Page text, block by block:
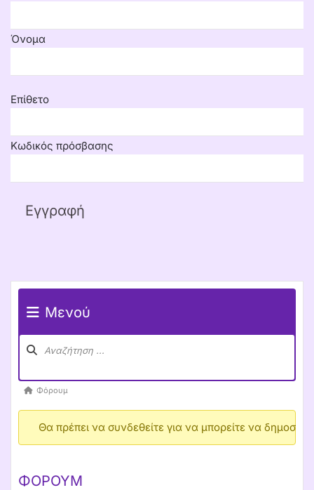
Όνομα
Επίθετο
Κωδικός πρόσβασης
Μενού
Πλοήγηση
Forum breadcrumbs
Φόρουμ
Θα πρέπει να συνδεθείτε για να μπορείτε να
ΦΌΡΟΥΜ